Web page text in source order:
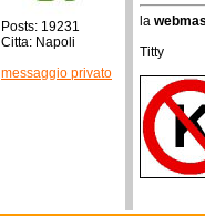
Posts: 19231
Citta: Napoli
messaggio privato
la
Titty